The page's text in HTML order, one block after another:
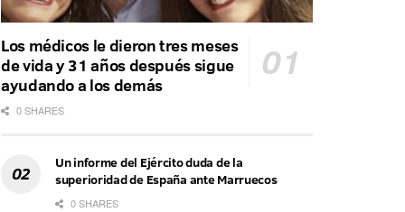
Los médicos le dieron tres meses
de vida y 31 años después sigue
ayudando a los demás
0 SHARES
Un informe del Ejército duda de la
superioridad de España ante Marruecos
0 SHARES